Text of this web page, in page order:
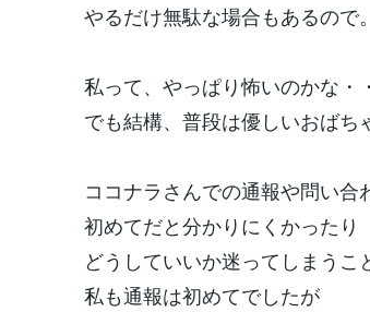
やるだけ無駄な場合もあるので。
私って、やっぱり怖いのかな・・
でも結構、普段は優しいおばち
ココナラさんでの通報や問い合
初めてだと分かりにくかったり
どうしていいか迷ってしまうこ
私も通報は初めてでしたが